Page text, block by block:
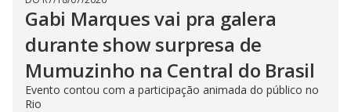
Gabi Marques vai pra galera
durante show surpresa de
Mumuzinho na Central do Brasil
Evento contou com a participação animada do público no
Rio